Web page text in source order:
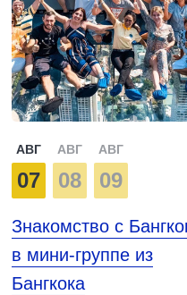
АВГ
07
АВГ
08
АВГ
09
Знакомство с
в мини-группе из
Бангкока